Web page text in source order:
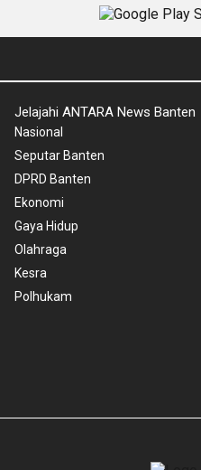
Jelajahi ANTARA News Banten
Nasional
Seputar Banten
DPRD Banten
Ekonomi
Gaya Hidup
Olahraga
Kesra
Polhukam